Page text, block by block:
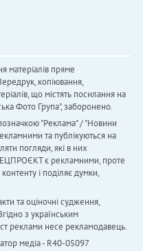
матеріалів пряме
копіювання,
що містять посилання на
Фото Група", заборонено.
"Реклама" / "Новини
та публікуються на
погляди, які в них
є рекламними, проте
і поділяє думки,
та оціночні судження,
з українським
реклами несе рекламодавець.
медіа - R40-05097